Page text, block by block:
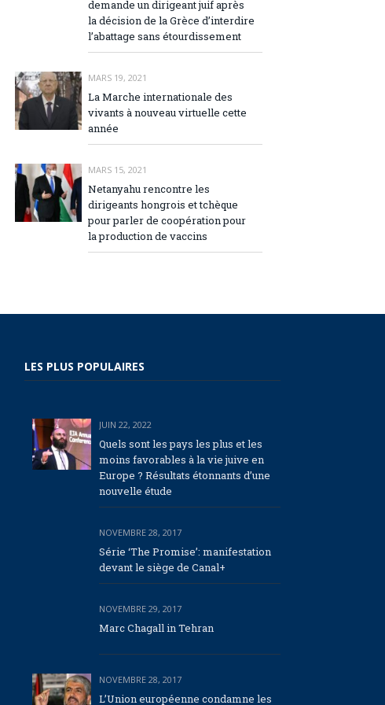
demande un dirigeant juif après
la décision de la Grèce d’interdire
l’abattage sans étourdissement
MARS 19, 2021
La Marche internationale des
vivants à nouveau virtuelle cette
année
MARS 15, 2021
Netanyahu rencontre les
dirigeants hongrois et tchèque
pour parler de coopération pour
la production de vaccins
LES PLUS POPULAIRES
JUIN 22, 2022
Quels sont les pays les plus et les
moins favorables à la vie juive en
Europe ? Résultats étonnants d’une
nouvelle étude
NOVEMBRE 28, 2017
Série ‘The Promise’: manifestation
devant le siège de Canal+
NOVEMBRE 29, 2017
Marc Chagall in Tehran
NOVEMBRE 28, 2017
L’Union européenne condamne les